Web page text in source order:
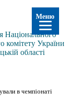
Національного
комітету України
області
в чемпіонаті
Меню